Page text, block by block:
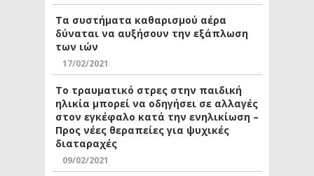
Τα συστήματα καθαρισμού αέρα
δύναται να αυξήσουν την εξάπλωση
των ιών
17/02/2021
Το τραυματικό στρες στην παιδική
ηλικία μπορεί να οδηγήσει σε αλλαγές
στον εγκέφαλο κατά την ενηλικίωση –
Προς νέες θεραπείες για ψυχικές
διαταραχές
09/02/2021